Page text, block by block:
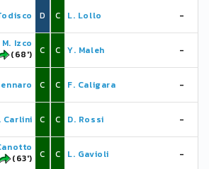
D
M. Izco
(68')
C
C
Carlini C
(63')
C
C L. Lollo -
C Y. Maleh -
C F. Caligara -
C D. Rossi -
C L. Gavioli -